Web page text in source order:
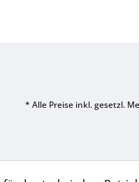
* Alle Preise inkl. gesetzl.